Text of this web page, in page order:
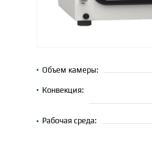
Объем камеры:
Конвекция:
Рабочая среда: